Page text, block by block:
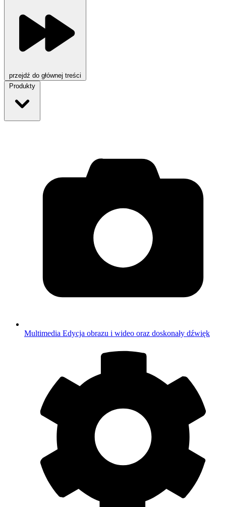
przejdź do głównej treści
Produkty
Multimedia Edycja obrazu i wideo oraz doskonały dźwięk